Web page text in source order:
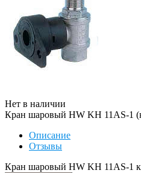
Нет в наличии
Кран шаровый HW KH 11AS-1
Описание
Отзывы
Кран шаровый HW KH 11AS-1